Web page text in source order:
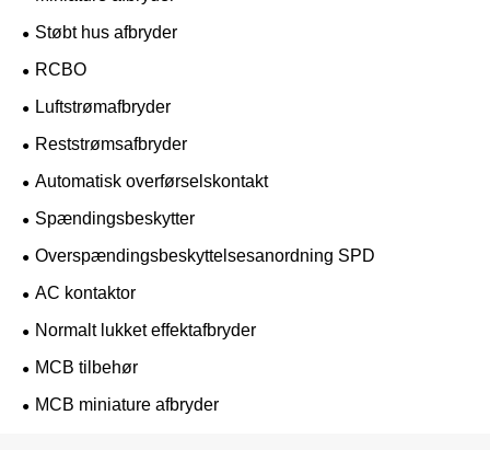
Støbt hus afbryder
RCBO
Luftstrømafbryder
Reststrømsafbryder
Automatisk overførselskontakt
Spændingsbeskytter
Overspændingsbeskyttelsesanordning SPD
AC kontaktor
Normalt lukket effektafbryder
MCB tilbehør
MCB miniature afbryder